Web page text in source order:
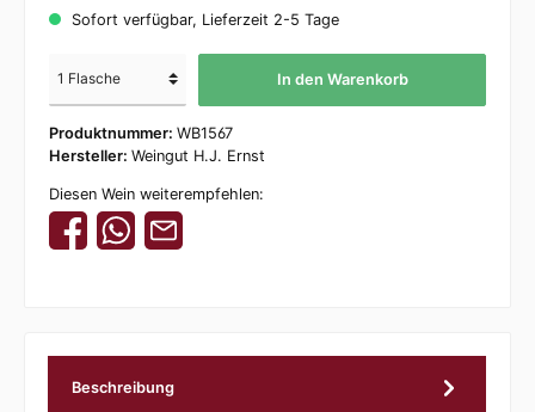
Sofort verfügbar, Lieferzeit 2-5 Tage
In den Warenkorb
Produktnummer: WB1567
Hersteller: Weingut H.J. Ernst
Diesen Wein weiterempfehlen:
Beschreibung